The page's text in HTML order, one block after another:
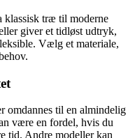
klassisk træ til moderne
giver et tidløst udtryk,
Vælg et materiale,
omdannes til en almindelig
være en fordel, hvis du
tid. Andre modeller kan